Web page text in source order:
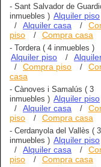
- Sant Salvador de
inmuebles ) Alquiler piso
/ Alquiler casa /
piso
/ Compra casa
- Tordera( 4 inmuebles )
Alquiler piso /
/ Compra piso /
casa
- Cànoves i Samalús ( 3
inmuebles ) Alquiler piso
/ Alquiler casa /
piso
/ Compra casa
- Cerdanyola del Vallès ( 3
inmuebles ) Alquiler piso
/ Alquiler casa /
piso
/ Compra casa